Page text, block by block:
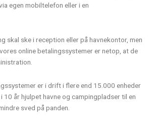
egen mobiltelefon eller i en
skal ske i reception eller på havnekontor, men
online betalingssystemer er netop, at de
er i drift i flere end 15.000 enheder
10 år hjulpet havne og campingpladser til en
sved på panden.